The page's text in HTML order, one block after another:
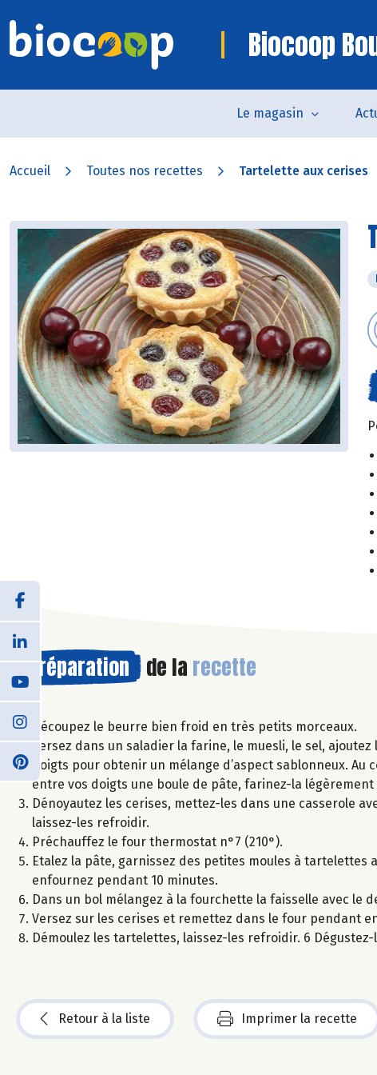
Biocoop
Le magasin
Accueil Toutes nos recettes Tartelette aux cerises
Préparation de la recette
Découpez le beurre bien froid en très petits morceaux.
Versez dans un saladier la farine, le muesli, le sel,
doigts pour obtenir un mélange d’aspect sablonneux.
entre vos doigts une boule de pâte, farinez-la
Dénoyautez les cerises, mettez-les dans une casserole
laissez-les refroidir.
Préchauffez le four thermostat n°7 (210°).
Etalez la pâte, garnissez des petites moules à
enfournez pendant 10 minutes.
Dans un bol mélangez à la fourchette la faisselle avec le
Versez sur les cerises et remettez dans le four pendant
Démoulez les tartelettes, laissez-les refroidir. 6
Retour à la liste Imprimer la recette